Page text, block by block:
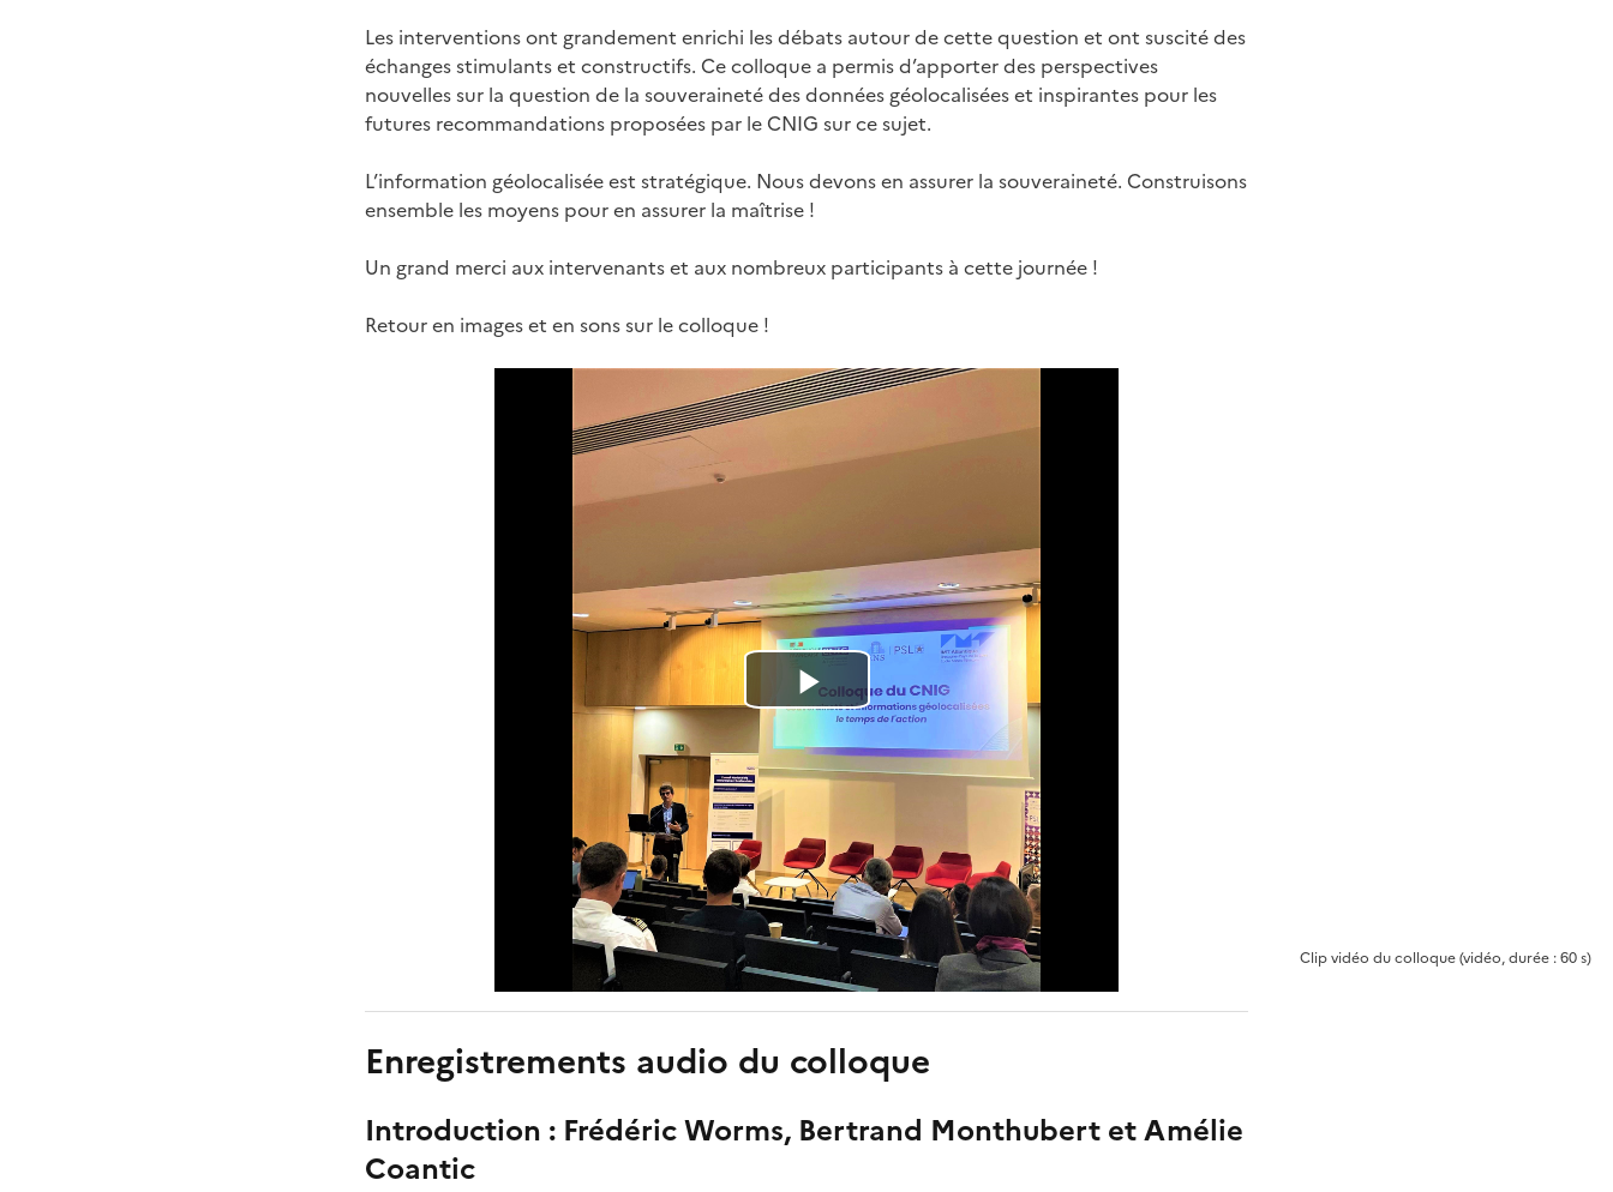
Les interventions ont grandement enrichi les débats autour de cette question et ont suscité des
échanges stimulants et constructifs. Ce colloque a permis d’apporter des perspectives
nouvelles sur la question de la souveraineté des données géolocalisées et inspirantes pour les
futures recommandations proposées par le CNIG sur ce sujet.
L’information géolocalisée est stratégique. Nous devons en assurer la souveraineté. Construisons
ensemble les moyens pour en assurer la maîtrise !
Un grand merci aux intervenants et aux nombreux participants à cette journée !
Retour en images et en sons sur le colloque !
L
i
r
e
l
a
v
i
Clip vidéo du colloque(vidéo, durée : 60 s)
Enregistrements audio du colloque
Introduction : Frédéric Worms, Bertrand Monthubert et Amélie
Coantic